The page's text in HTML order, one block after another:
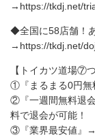
→https://tkdj.net/
◆全国に58店舗！
→https://tkdj.net/
【トイカツ道場⑦
①『まるまる0円無
②『一週間無料退
料で退会が可能！
③『業界最安値』→